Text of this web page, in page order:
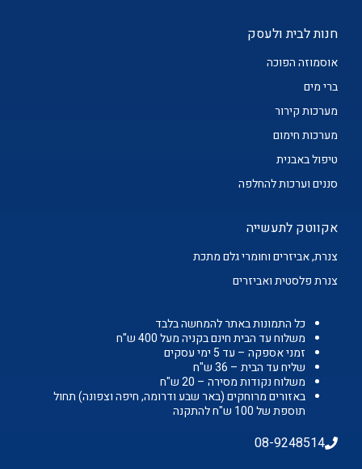
חנות לבית ולעסק
אוסמוזה הפוכה
ברי מים
מערכות קירור
מערכות חימום
טיפול באבנית
סננים וערכות להחלפה
אקווטק לתעשייה
צנרת, אביזרים וחומרי גלם מתכת
צנרת פלסטית ואביזרים
כל התמונות באתר להמחשה בלבד
משלוח עד הבית חינם בקניה מעל 400 ש"ח
זמני אספקה – עד 5 ימי עסקים
שליח עד הבית – 36 ש"ח
משלוח נקודות מסירה – 20 ש"ח
באזורים מרוחקים (באר שבע ודרומה, חיפה וצפונה) תחול
תוספת של 100 ש"ח להתקנה
08-9248514